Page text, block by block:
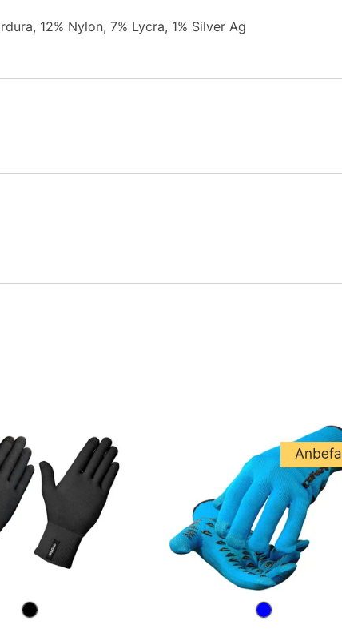
12% Nylon, 7% Lycra, 1% Silver Ag